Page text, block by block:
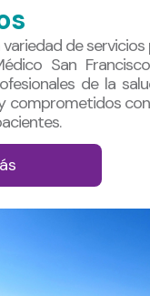
de
San
de la
comprometidos